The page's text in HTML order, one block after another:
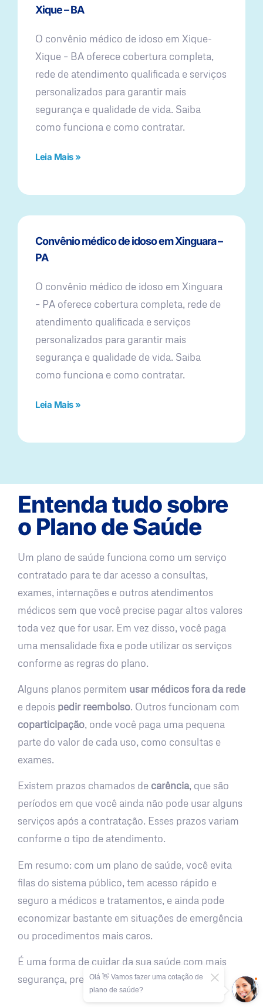
Xique – BA
O convênio médico de idoso em Xique-
Xique – BA oferece cobertura completa,
rede de atendimento qualificada e serviços
personalizados para garantir mais
segurança e qualidade de vida. Saiba
como funciona e como contratar.
Leia Mais »
Convênio médico de idoso em Xinguara –
PA
O convênio médico de idoso em Xinguara
– PA oferece cobertura completa, rede de
atendimento qualificada e serviços
personalizados para garantir mais
segurança e qualidade de vida. Saiba
como funciona e como contratar.
Leia Mais »
Entenda tudo sobre
o Plano de Saúde
Um plano de saúde funciona como um serviço
contratado para te dar acesso a consultas,
exames, internações e outros atendimentos
médicos sem que você precise pagar altos valores
toda vez que for usar. Em vez disso, você paga
uma mensalidade fixa e pode utilizar os serviços
conforme as regras do plano.
Alguns planos permitem usar médicos fora da rede
e depois pedir reembolso. Outros funcionam com
coparticipação, onde você paga uma pequena
parte do valor de cada uso, como consultas e
exames.
Existem prazos chamados de carência, que são
períodos em que você ainda não pode usar alguns
serviços após a contratação. Esses prazos variam
conforme o tipo de atendimento.
Em resumo: com um plano de saúde, você evita
filas do sistema público, tem acesso rápido e
seguro a médicos e tratamentos, e ainda pode
economizar bastante em situações de emergência
ou procedimentos mais caros.
É uma forma de cuidar da sua saúde com mais
segurança, previsibilidade e tranquilidade.
Olá 👋 Vamos fazer uma cotação de
plano de saúde?